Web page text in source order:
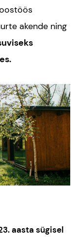
akende ning
aasta sügisel